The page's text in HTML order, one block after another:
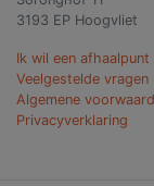
3193 EP Hoogvliet
Ik wil een
Veelgestelde vragen
Algemene
Privacyverklaring